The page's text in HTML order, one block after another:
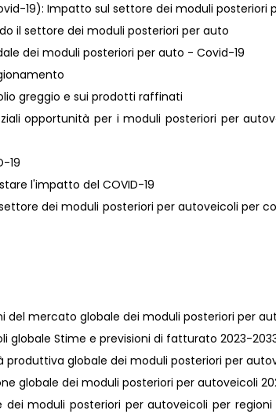
19): Impatto sul settore dei moduli posteriori
il settore dei moduli posteriori per auto
dei moduli posteriori per auto - Covid-19
greggio e sui prodotti raffinati
opportunità per i moduli posteriori per
19
l'impatto del COVID-19
settore dei moduli posteriori per autoveicoli per
del mercato globale dei moduli posteriori per
globale Stime e previsioni di fatturato 2023-
produttiva globale dei moduli posteriori per
globale dei moduli posteriori per autoveicoli
moduli posteriori per autoveicoli per regioni